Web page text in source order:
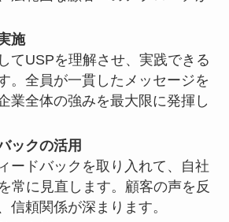
施
てUSPを理解させ、実践できる
。全員が一貫したメッセージを
業全体の強みを最大限に発揮し
ックの活用
ードバックを取り入れて、自社
常に見直します。顧客の声を反
信頼関係が深まります。